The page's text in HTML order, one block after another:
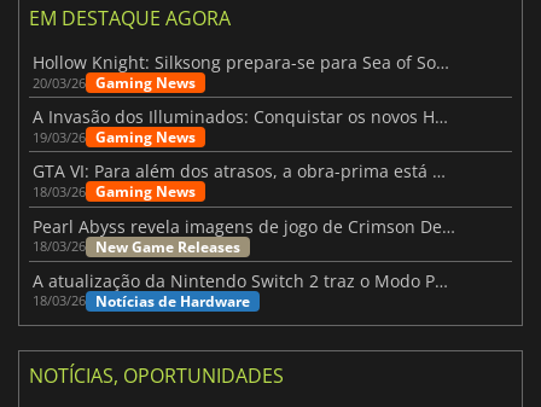
EM DESTAQUE AGORA
Hollow Knight: Silksong prepara-se para Sea of Sorrow com um patch
20/03/26 Gaming News
A Invasão dos Illuminados: Conquistar os novos Helldivers 2 Atualização!
19/03/26 Gaming News
GTA VI: Para além dos atrasos, a obra-prima está quase a chegar
18/03/26 Gaming News
Pearl Abyss revela imagens de jogo de Crimson Desert para a PS5
18/03/26 New Game Releases
A atualização da Nintendo Switch 2 traz o Modo Portátil aos jogos mais antigos da Switch
18/03/26 Notícias de Hardware
NOTÍCIAS, OPORTUNIDADES